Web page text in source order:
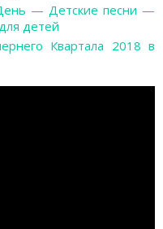
— Детские песни —
детей
Квартала 2018 в